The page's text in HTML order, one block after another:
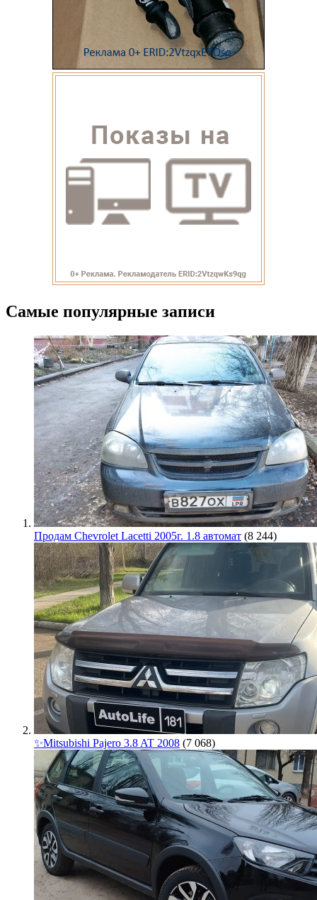
Самые популярные записи
Продам Chevrolet Lacetti 2005г. 1.8 автомат (8 244)
✨Mitsubishi Pajero 3.8 AT 2008 (7 068)